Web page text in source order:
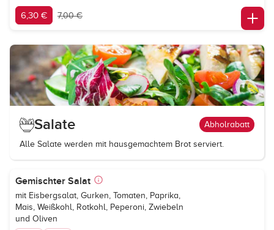
6,30 € 7,00 €
Salate Abholrabatt
Alle Salate werden mit hausgemachtem Brot serviert.
Gemischter Salat
mit Eisbergsalat, Gurken, Tomaten, Paprika,
Mais, Weißkohl, Rotkohl, Peperoni, Zwiebeln
und Oliven